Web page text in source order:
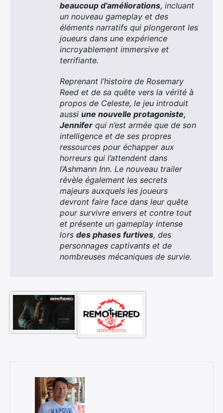
beaucoup d’améliorations, incluant
un nouveau gameplay et des
éléments narratifs qui plongeront les
joueurs dans une expérience
incroyablement immersive et
terrifiante.
Reprenant l’histoire de Rosemary
Reed et de sa quête vers la vérité à
propos de Celeste, le jeu introduit
aussi une nouvelle protagoniste,
Jennifer qui n’est armée que de son
intelligence et de ses propres
ressources pour échapper aux
horreurs qui l’attendent dans
l’Ashmann Inn. Le nouveau trailer
révèle également les secrets
majeurs auxquels les joueurs
devront faire face dans leur quête
pour survivre envers et contre tout
et présente un gameplay intense
lors des phases furtives, des
personnages captivants et de
nombreuses mécaniques de survie.